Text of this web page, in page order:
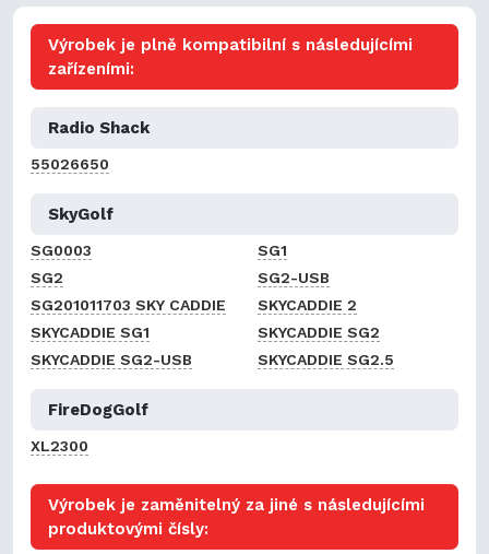
Výrobek je plně kompatibilní s následujícími
zařízeními:
Radio Shack
55026650
SkyGolf
SG0003
SG1
SG2
SG2-USB
SG201011703 SKY CADDIE
SKYCADDIE 2
SKYCADDIE SG1
SKYCADDIE SG2
SKYCADDIE SG2-USB
SKYCADDIE SG2.5
FireDogGolf
XL2300
Výrobek je zaměnitelný za jiné s následujícími
produktovými čísly: